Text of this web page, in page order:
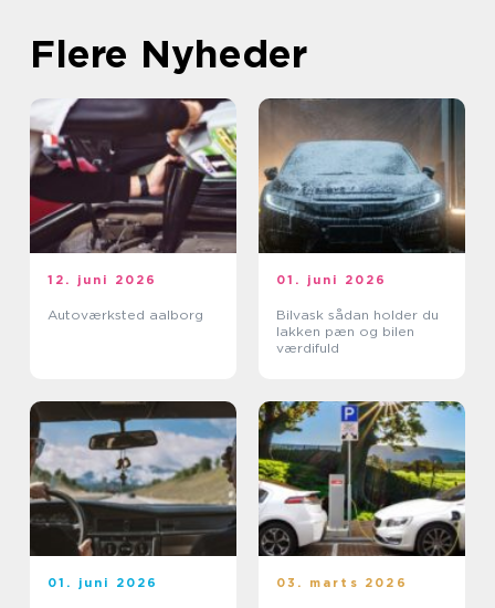
Flere Nyheder
12. juni 2026
Autoværksted aalborg
01. juni 2026
Bilvask sådan holder du
lakken pæn og bilen
værdifuld
01. juni 2026 03. marts 2026